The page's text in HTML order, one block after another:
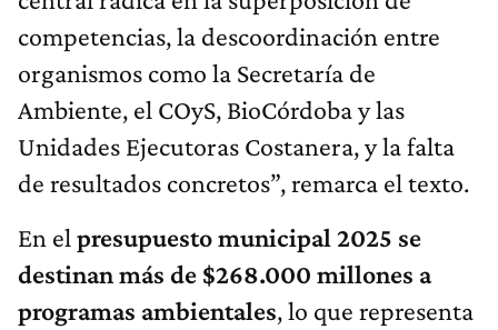
competencias, la descoordinación entre
organismos como la Secretaría de
Ambiente, el COyS, BioCórdoba y las
Unidades Ejecutoras Costanera, y la falta
de resultados concretos”, remarca el texto.
En el presupuesto municipal 2025 se
destinan más de $268.000 millones a
programas ambientales, lo que representa